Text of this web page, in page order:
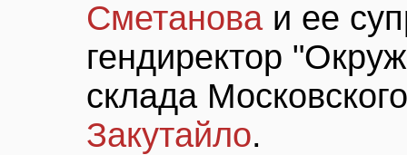
Сметановаи ее
гендиректор
склада
Закутайло.